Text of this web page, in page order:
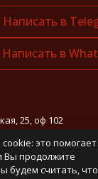
Написать в
Написать в
25, оф 102
это помогает
Вы продолжите
будем считать,